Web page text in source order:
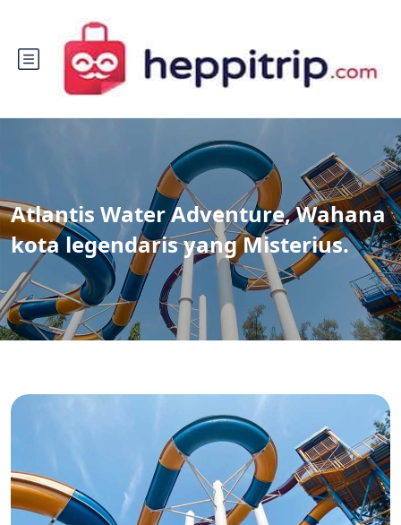
Atlantis Water Adventure, Wahana
kota legendaris yang Misterius.